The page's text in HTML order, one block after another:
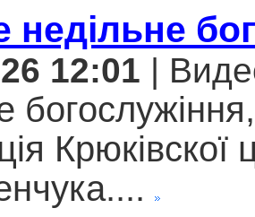
недільне
12:01 |